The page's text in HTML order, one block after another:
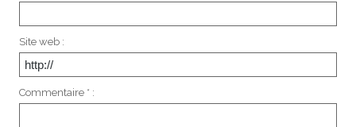
Site web :
Commentaire * :